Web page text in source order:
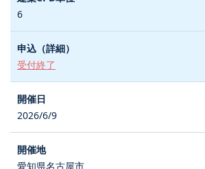
6
受付終了
2026/6/9
愛知県名古屋市